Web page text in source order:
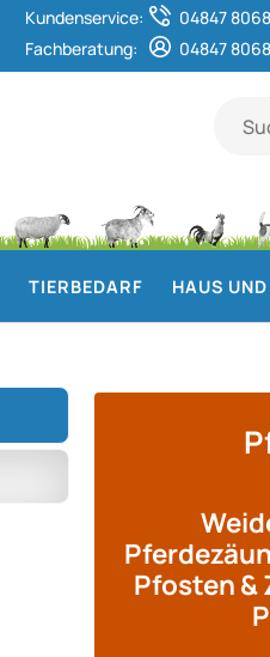
Kundenservice:
04847
Fachberatung:
04847
TIERBEDARF HAUS
Pfosten &